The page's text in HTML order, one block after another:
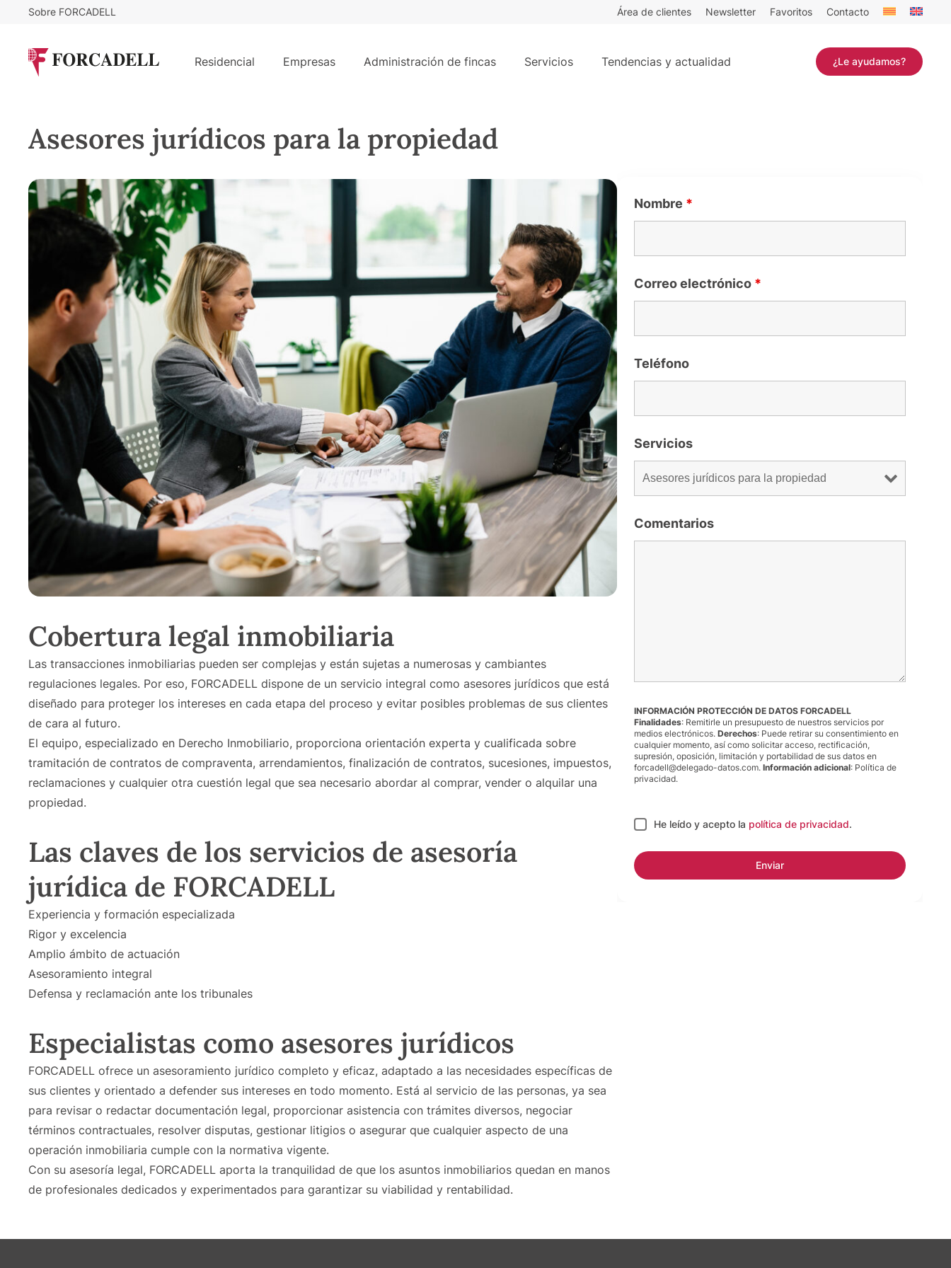
Sobre FORCADELL Área de clientes Newsletter Favoritos Contacto
Residencial Empresas Administración de fincas Servicios Tendencias y actualidad ¿Le ayudamos?
Asesores jurídicos para la propiedad
Cobertura legal inmobiliaria
Las transacciones inmobiliarias pueden ser complejas y están sujetas a numerosas y cambiantes
regulaciones legales. Por eso, FORCADELL dispone de un servicio integral como asesores jurídicos que está
diseñado para proteger los intereses en cada etapa del proceso y evitar posibles problemas de sus clientes
de cara al futuro.
El equipo, especializado en Derecho Inmobiliario, proporciona orientación experta y cualificada sobre
tramitación de contratos de compraventa, arrendamientos, finalización de contratos, sucesiones, impuestos,
reclamaciones y cualquier otra cuestión legal que sea necesario abordar al comprar, vender o alquilar una
propiedad.
Las claves de los servicios de asesoría
jurídica de FORCADELL
Experiencia y formación especializada
Rigor y excelencia
Amplio ámbito de actuación
Asesoramiento integral
Defensa y reclamación ante los tribunales
Especialistas como asesores jurídicos
FORCADELL ofrece un asesoramiento jurídico completo y eficaz, adaptado a las necesidades específicas de
sus clientes y orientado a defender sus intereses en todo momento. Está al servicio de las personas, ya sea
para revisar o redactar documentación legal, proporcionar asistencia con trámites diversos, negociar
términos contractuales, resolver disputas, gestionar litigios o asegurar que cualquier aspecto de una
operación inmobiliaria cumple con la normativa vigente.
Con su asesoría legal, FORCADELL aporta la tranquilidad de que los asuntos inmobiliarios quedan en manos
de profesionales dedicados y experimentados para garantizar su viabilidad y rentabilidad.
Nombre *
Correo electrónico *
Teléfono
Servicios
Comentarios
INFORMACIÓN PROTECCIÓN DE DATOS FORCADELL
Finalidades: Remitirle un presupuesto de nuestros servicios por
medios electrónicos. Derechos: Puede retirar su consentimiento en
cualquier momento, así como solicitar acceso, rectificación,
supresión, oposición, limitación y portabilidad de sus datos en
forcadell@delegado-datos.com. Información adicional: Política de
privacidad.
He leído y acepto la política de privacidad.